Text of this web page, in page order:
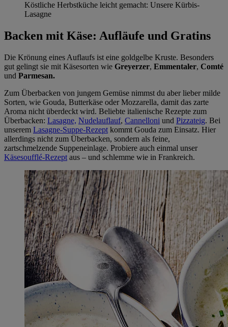
Köstliche Herbstküche leicht gemacht: Unsere Kürbis-
Lasagne
Backen mit Käse: Aufläufe und Gratins
Die Krönung eines Auflaufs ist eine goldgelbe Kruste. Besonders
gut gelingt sie mit Käsesorten wie Greyerzer, Emmentaler, Comté
und Parmesan.
Zum Überbacken von jungem Gemüse nimmst du aber lieber milde
Sorten, wie Gouda, Butterkäse oder Mozzarella, damit das zarte
Aroma nicht überdeckt wird. Beliebte italienische Rezepte zum
Überbacken: Lasagne, Nudelauflauf, Cannelloni und Pizzateig. Bei
unserem Lasagne-Suppe-Rezept kommt Gouda zum Einsatz. Hier
allerdings nicht zum Überbacken, sondern als feine,
zartschmelzende Suppeneinlage. Probiere auch einmal unser
Käsesoufflé-Rezept aus – und schlemme wie in Frankreich.